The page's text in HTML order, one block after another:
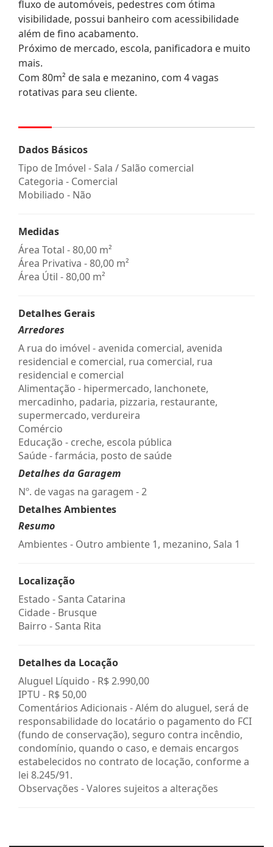
fluxo de automóveis, pedestres com ótima
visibilidade, possui banheiro com acessibilidade
além de fino acabamento.
Próximo de mercado, escola, panificadora e muito
mais.
Com 80m² de sala e mezanino, com 4 vagas
rotativas para seu cliente.
Dados Básicos
Tipo de Imóvel - Sala / Salão comercial
Categoria - Comercial
Mobiliado - Não
Medidas
Área Total - 80,00 m²
Área Privativa - 80,00 m²
Área Útil - 80,00 m²
Detalhes Gerais
Arredores
A rua do imóvel - avenida comercial, avenida
residencial e comercial, rua comercial, rua
residencial e comercial
Alimentação - hipermercado, lanchonete,
mercadinho, padaria, pizzaria, restaurante,
supermercado, verdureira
Comércio
Educação - creche, escola pública
Saúde - farmácia, posto de saúde
Detalhes da Garagem
Nº. de vagas na garagem - 2
Detalhes Ambientes
Resumo
Ambientes - Outro ambiente 1, mezanino, Sala 1
Localização
Estado -Santa Catarina
Cidade - Brusque
Bairro -Santa Rita
Detalhes da Locação
Aluguel Líquido - R$ 2.990,00
IPTU - R$ 50,00
Comentários Adicionais - Além do aluguel, será de
responsabilidade do locatário o pagamento do FCI
(fundo de conservação), seguro contra incêndio,
condomínio, quando o caso, e demais encargos
estabelecidos no contrato de locação, conforme a
lei 8.245/91.
Observações - Valores sujeitos a alterações